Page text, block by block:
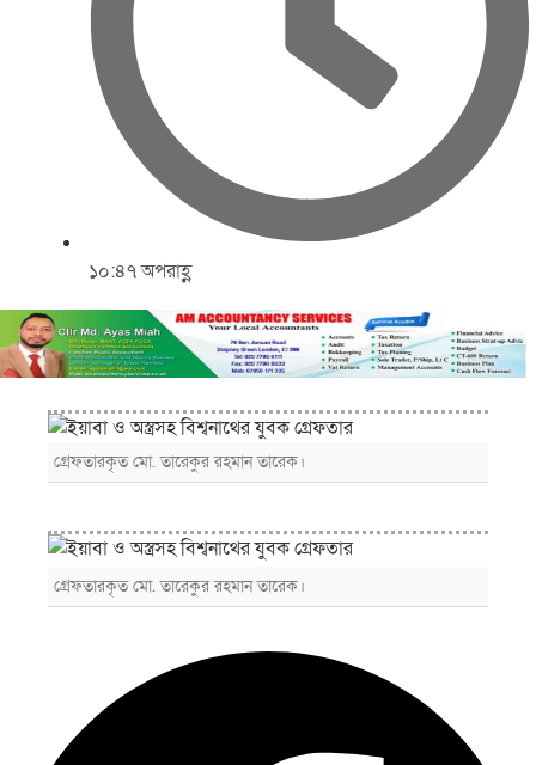
১০:৪৭ অপরাহ্ণ
গ্রেফতারকৃত মো. তারেকুর রহমান তারেক।
গ্রেফতারকৃত মো. তারেকুর রহমান তারেক।